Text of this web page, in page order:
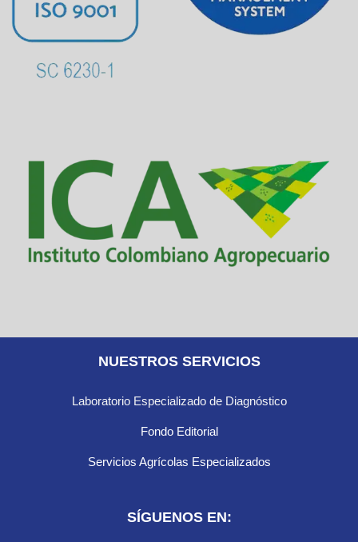
NUESTROS SERVICIOS
Laboratorio Especializado de Diagnóstico
Fondo Editorial
Servicios Agrícolas Especializados
SÍGUENOS EN: